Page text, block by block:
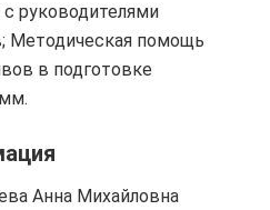
руководителями
Методическая помощь
в подготовке
Анна Михайловна